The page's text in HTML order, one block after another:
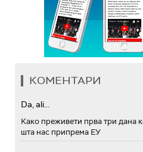
КОМЕНТАРИ
Da, ali...
Како преживети прва три дана
шта нас припрема ЕУ